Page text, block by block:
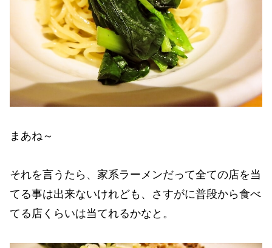
まあね～
それを言うたら、家系ラーメンだって全ての店を当
てる事は出来ないけれども、さすがに普段から食べ
てる店くらいは当てれるかなと。